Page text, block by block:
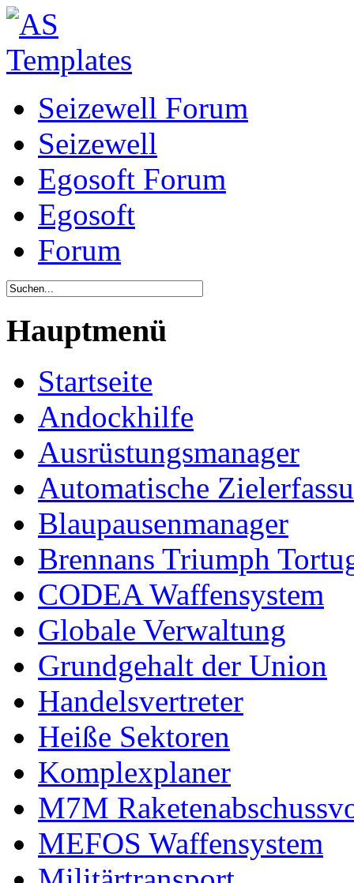
Seizewell Forum
Seizewell
Egosoft Forum
Egosoft
Forum
Hauptmenü
Startseite
Andockhilfe
Ausrüstungsmanager
Automatische
Blaupausenmanager
Brennans Triumph
CODEA Waffensystem
Globale Verwaltung
Grundgehalt der Union
Handelsvertreter
Heiße Sektoren
Komplexplaner
M7M
MEFOS Waffensystem